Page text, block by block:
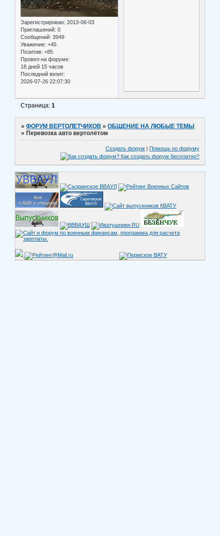
Зарегистрирован: 2013-06-03
Приглашений: 0
Сообщений: 3949
Уважение: +45
Позитив: +85
Провел на форуме:
18 дней 15 часов
Последний визит:
2026-07-26 22:07:30
Страница:1
»ФОРУМ ВЕРТОЛЕТЧИКОВ »ОБЩЕНИЕ НА ЛЮБЫЕ ТЕМЫ
»Перевозка авто вертолётом
Создать форум | Помощь по форуму